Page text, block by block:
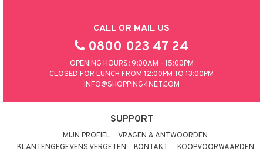
CALL OR MAIL US
0800 023 47 24
OPENING HOURS: 9:00AM - 15:00PM
CLOSED FOR LUNCH FROM 12:00PM TO 13:00PM
INFO@SHOPPING4NET.COM
SUPPORT
MIJN PROFIEL
VRAGEN & ANTWOORDEN
KLANTENGEGEVENS VERGETEN
KONTAKT
KOOPVOORWAARDEN